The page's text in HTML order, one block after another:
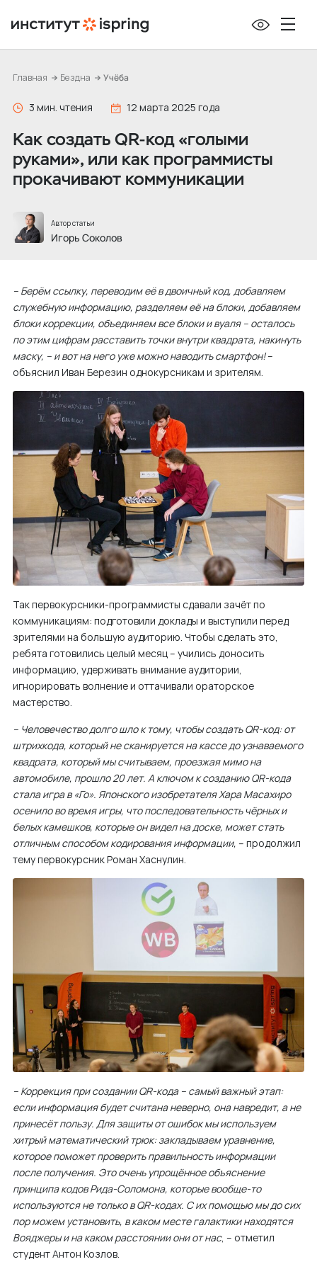
р
Главная Бездна Учёба
3 мин. чтения 12 марта 2025 года
Как создать QR-код «голыми
руками», или как программисты
прокачивают коммуникации
Автор статьи
Игорь Соколов
– Берём ссылку, переводим её в двоичный код, добавляем
служебную информацию, разделяем её на блоки, добавляем
блоки коррекции, объединяем все блоки и вуаля – осталось
по этим цифрам расставить точки внутри квадрата, накинуть
маску, – и вот на него уже можно наводить смартфон!–
объяснил Иван Березин однокурсникам и зрителям.
Так первокурсники-программисты сдавали зачёт по
коммуникациям: подготовили доклады и выступили перед
зрителями на большую аудиторию. Чтобы сделать это,
ребята готовились целый месяц – учились доносить
информацию, удерживать внимание аудитории,
игнорировать волнение и оттачивали ораторское
мастерство.
– Человечество долго шло к тому, чтобы создать QR-код: от
штрихкода, который не сканируется на кассе до узнаваемого
квадрата, который мы считываем, проезжая мимо на
автомобиле, прошло 20 лет. А ключом к созданию QR-кода
стала игра в «Го». Японского изобретателя Хара Масахиро
осенило во время игры, что последовательность чёрных и
белых камешков, которые он видел на доске, может стать
отличным способом кодирования информации, – продолжил
тему первокурсник Роман Хаснулин.
– Коррекция при создании QR-кода – самый важный этап:
если информация будет считана неверно, она навредит, а не
принесёт пользу. Для защиты от ошибок мы используем
хитрый математический трюк: закладываем уравнение,
которое поможет проверить правильность информации
после получения. Это очень упрощённое объяснение
принципа кодов Рида-Соломона, которые вообще-то
используются не только в QR-кодах. С их помощью мы до сих
пор можем установить, в каком месте галактики находятся
Вояджеры и на каком расстоянии они от нас, – отметил
студент Антон Козлов.